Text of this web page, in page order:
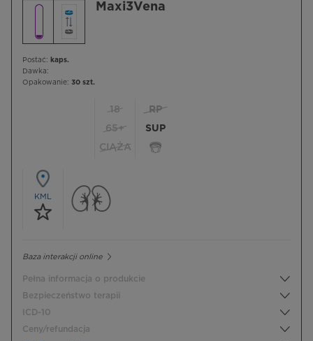
Maxi3Vena
Postać: kaps.
Dawka:
Opakowanie: 30 szt.
18
65+
CIĄŻA
RP
SUP
KML
Baza interakcji online
Pełna informacja o produkcie
Bezpieczeństwo terapii
ICD-10
Ceny/refundacja